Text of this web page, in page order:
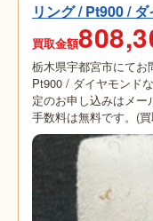
リング / Pt900 /
買取金額
栃木県宇都宮市にて
Pt900 / ダイヤモンド
定のお申し込みはメー
手数料は無料です。(